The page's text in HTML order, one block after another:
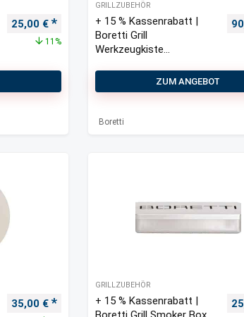
Ursprünglicher Preis war: 28,00 €
25,00 € Aktueller Preis ist: 25,00 €.
11%
GRILLZUBEHÖR
+ 15 % Kassenrabatt |
Boretti Grill
Werkzeugkiste
ZUM ANGEBOT
Boretti
Ursprünglicher Preis war: 38,00 €
35,00 € Aktueller Preis ist: 35,00 €.
GRILLZUBEHÖR
+ 15 % Kassenrabatt |